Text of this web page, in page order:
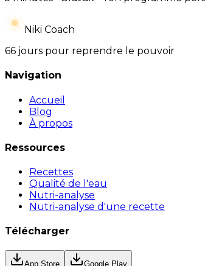
Niki Coach
66 jours pour reprendre le pouvoir
Navigation
Accueil
Blog
À propos
Ressources
Recettes
Qualité de l'eau
Nutri-analyse
Nutri-analyse d'une recette
Télécharger
App Store Google Play